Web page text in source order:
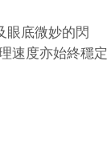
眼底微妙的閃
速度亦始終穩定